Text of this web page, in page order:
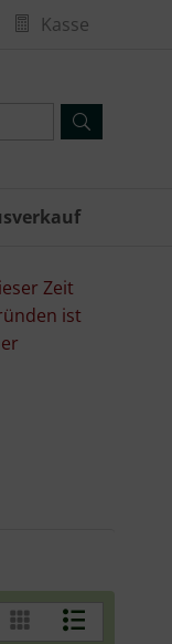
Kasse
Zeit
ist